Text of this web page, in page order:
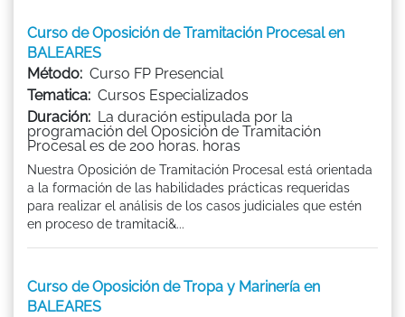
Curso de Oposición de Tramitación Procesal en
BALEARES
Método: Curso FP Presencial
Tematica: Cursos Especializados
Duración: La duración estipulada por la
programación del Oposición de Tramitación
Procesal es de 200 horas. horas
Nuestra Oposición de Tramitación Procesal está orientada
a la formación de las habilidades prácticas requeridas
para realizar el análisis de los casos judiciales que estén
en proceso de tramitaci&...
Curso de Oposición de Tropa y Marinería en
BALEARES